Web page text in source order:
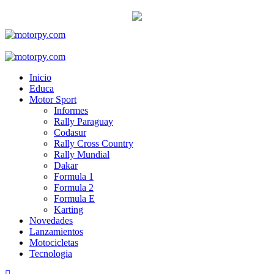
content
Primary
Inicio
Educa
Motor Sport
Informes
Rally Paraguay
Codasur
Rally Cross Country
Rally Mundial
Dakar
Formula 1
Formula 2
Formula E
Karting
Novedades
Lanzamientos
Motocicletas
Tecnologia